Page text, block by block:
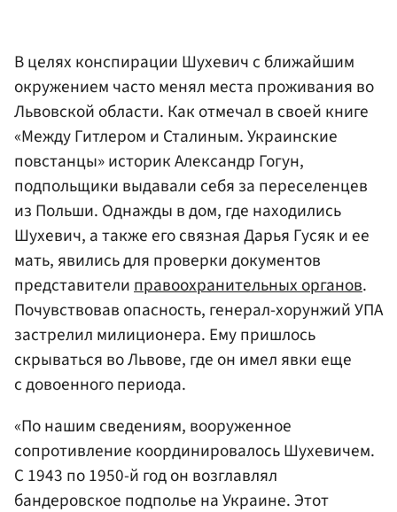
В целях конспирации Шухевич с ближайшим
окружением часто менял места проживания во
Львовской области. Как отмечал в своей книге
«Между Гитлером и Сталиным. Украинские
повстанцы» историк Александр Гогун,
подпольщики выдавали себя за переселенцев
из Польши. Однажды в дом, где находились
Шухевич, а также его связная Дарья Гусяк и ее
мать, явились для проверки документов
представителиправоохранительных органов.
Почувствовав опасность, генерал-хорунжий УПА
застрелил милиционера. Ему пришлось
скрываться во Львове, где он имел явки еще
с довоенного периода.
«По нашим сведениям, вооруженное
сопротивление координировалось Шухевичем.
С 1943 по 1950-й год он возглавлял
бандеровское подполье на Украине. Этот